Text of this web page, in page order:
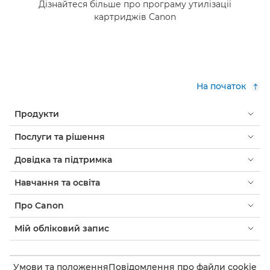
Дізнайтеся більше про програму утилізації
картриджів Canon
На початок
Продукти
Послуги та рішення
Довідка та підтримка
Навчання та освіта
Про Canon
Мій обліковий запис
Умови та положенняПовідомлення про файли cookie